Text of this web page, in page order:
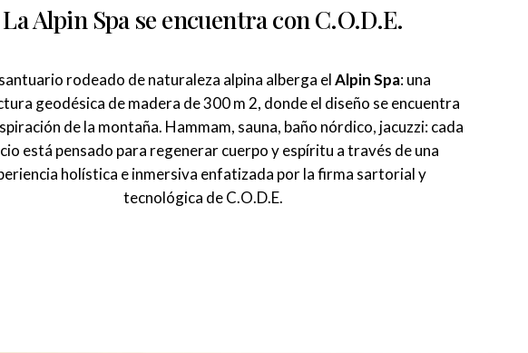
La Alpin Spa se encuentra con C.O.D.E.
rodeado de naturaleza alpina alberga elAlpin Spa: una
geodésica de madera de 300 m 2, donde el diseño se encuentra
de la montaña. Hammam, sauna, baño nórdico, jacuzzi: cada
está pensado para regenerar cuerpo y espíritu a través de una
holística e inmersiva enfatizada por la firma sartorial y
tecnológica de C.O.D.E.